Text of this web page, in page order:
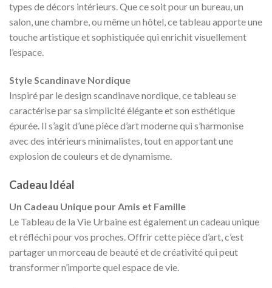
types de décors intérieurs. Que ce soit pour un bureau, un
salon, une chambre, ou même un hôtel, ce tableau apporte une
touche artistique et sophistiquée qui enrichit visuellement
l’espace.
Style Scandinave Nordique
Inspiré par le design scandinave nordique, ce tableau se
caractérise par sa simplicité élégante et son esthétique
épurée. Il s’agit d’une pièce d’art moderne qui s’harmonise
avec des intérieurs minimalistes, tout en apportant une
explosion de couleurs et de dynamisme.
Cadeau Idéal
Un Cadeau Unique pour Amis et Famille
Le Tableau de la Vie Urbaine est également un cadeau unique
et réfléchi pour vos proches. Offrir cette pièce d’art, c’est
partager un morceau de beauté et de créativité qui peut
transformer n’importe quel espace de vie.